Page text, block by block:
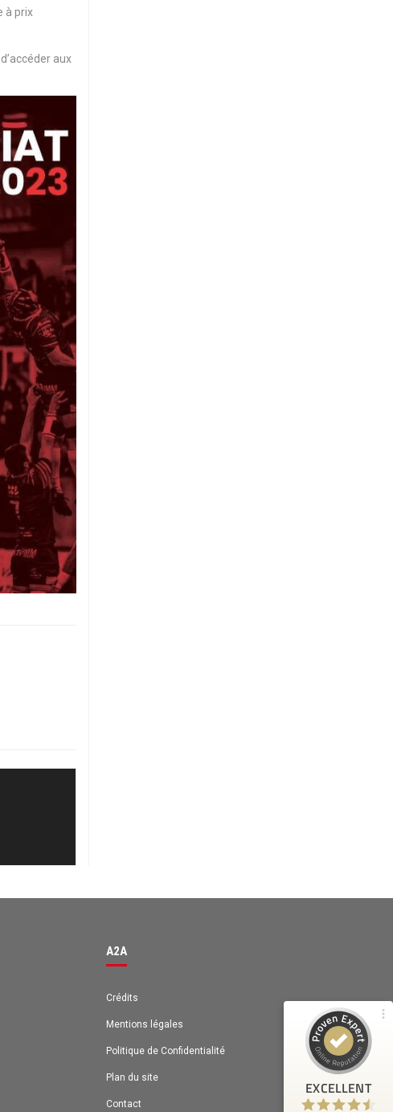
à prix
aux
A2A
Crédits
Mentions légales
Politique de Confidentialité
Plan du site
Contact
EXCELLENT
ProvenExpert.com
Voir le profil sur
Anonyme
Bénéfices: Gain de temps